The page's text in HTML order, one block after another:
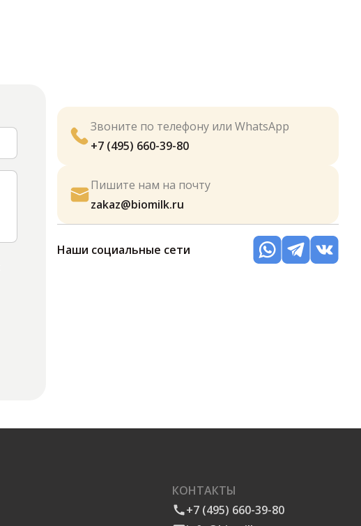
Звоните по телефону или WhatsApp
+7 (495) 660-39-80
Пишите нам на почту
zakaz@biomilk.ru
Наши социальные сети
КОНТАКТЫ
+7 (495) 660-39-80